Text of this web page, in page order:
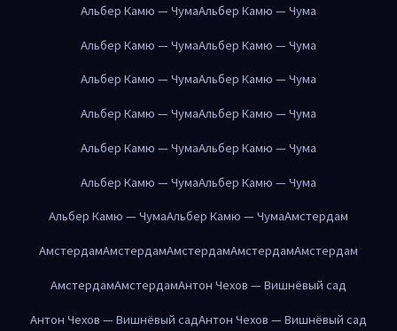
Альбер Камю — ЧумаАльбер Камю — Чума
Альбер Камю — ЧумаАльбер Камю — Чума
Альбер Камю — ЧумаАльбер Камю — Чума
Альбер Камю — ЧумаАльбер Камю — Чума
Альбер Камю — ЧумаАльбер Камю — Чума
Альбер Камю — ЧумаАльбер Камю — Чума
Альбер Камю — ЧумаАльбер Камю — ЧумаАмстердам
АмстердамАмстердамАмстердамАмстердамАмстердам
АмстердамАмстердамАнтон Чехов — Вишнёвый сад
Антон Чехов — Вишнёвый садАнтон Чехов — Вишнёвый сад